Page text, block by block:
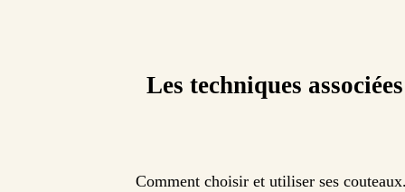
Les techniques associées
Comment choisir et utiliser ses